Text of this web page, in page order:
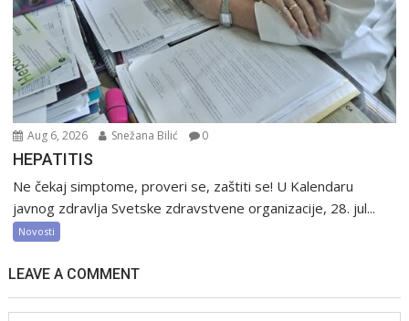
Aug 6, 2026 Snežana Bilić 0
HEPATITIS
Ne čekaj simptome, proveri se, zaštiti se! U Kalendaru
javnog zdravlja Svetske zdravstvene organizacije, 28. jul...
Novosti
LEAVE A COMMENT